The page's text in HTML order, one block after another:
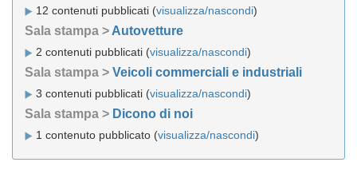
12 contenuti pubblicati (visualizza/nascondi)
Sala stampa > Autovetture
2 contenuti pubblicati (visualizza/nascondi)
Sala stampa > Veicoli commerciali e industriali
3 contenuti pubblicati (visualizza/nascondi)
Sala stampa > Dicono di noi
1 contenuto pubblicato (visualizza/nascondi)